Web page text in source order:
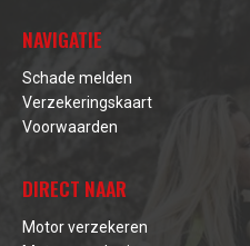
NAVIGATIE
Schade melden
Verzekeringskaart
Voorwaarden
DIRECT NAAR
Motor verzekeren